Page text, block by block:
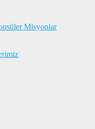
Misyonlar